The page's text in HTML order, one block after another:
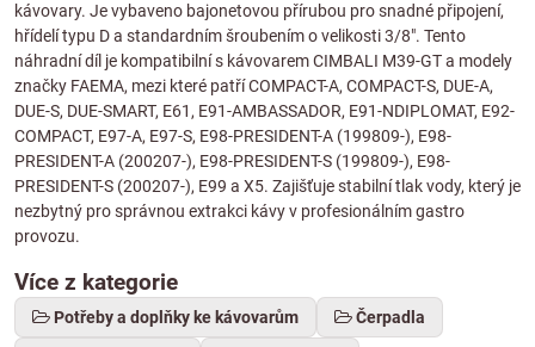
kávovary. Je vybaveno bajonetovou přírubou pro snadné připojení,
hřídelí typu D a standardním šroubením o velikosti 3/8". Tento
náhradní díl je kompatibilní s kávovarem CIMBALI M39-GT a modely
značky FAEMA, mezi které patří COMPACT-A, COMPACT-S, DUE-A,
DUE-S, DUE-SMART, E61, E91-AMBASSADOR, E91-NDIPLOMAT, E92-
COMPACT, E97-A, E97-S, E98-PRESIDENT-A (199809-), E98-
PRESIDENT-A (200207-), E98-PRESIDENT-S (199809-), E98-
PRESIDENT-S (200207-), E99 a X5. Zajišťuje stabilní tlak vody, který je
nezbytný pro správnou extrakci kávy v profesionálním gastro
provozu.
Více z kategorie
Potřeby a doplňky ke kávovarům Čerpadla